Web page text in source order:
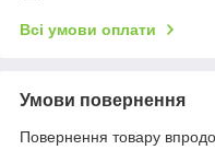
Всі умови оплати
Умови повернення
Повернення товару